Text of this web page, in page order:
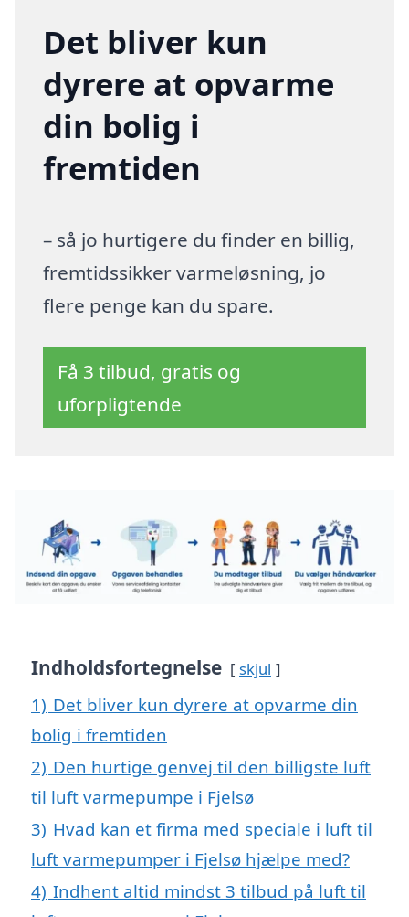
Det bliver kun
dyrere at opvarme
din bolig i
fremtiden
– så jo hurtigere du finder en billig,
fremtidssikker varmeløsning, jo
flere penge kan du spare.
Få 3 tilbud, gratis og
uforpligtende
Indholdsfortegnelse skjul
1) Det bliver kun dyrere at opvarme din
bolig i fremtiden
2) Den hurtige genvej til den billigste luft
til luft varmepumpe i Fjelsø
3) Hvad kan et firma med speciale i luft til
luft varmepumper i Fjelsø hjælpe med?
4) Indhent altid mindst 3 tilbud på luft til